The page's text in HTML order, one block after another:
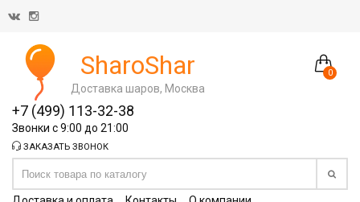
0
SharoShar
Доставка шаров, Москва
+7 (499) 113-32-38
Звонки с 9:00 до 21:00
ЗАКАЗАТЬ ЗВОНОК